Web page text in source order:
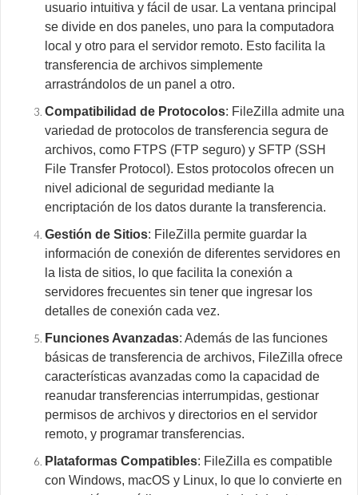
usuario intuitiva y fácil de usar. La ventana principal
se divide en dos paneles, uno para la computadora
local y otro para el servidor remoto. Esto facilita la
transferencia de archivos simplemente
arrastrándolos de un panel a otro.
Compatibilidad de Protocolos: FileZilla admite una
variedad de protocolos de transferencia segura de
archivos, como FTPS (FTP seguro) y SFTP (SSH
File Transfer Protocol). Estos protocolos ofrecen un
nivel adicional de seguridad mediante la
encriptación de los datos durante la transferencia.
Gestión de Sitios: FileZilla permite guardar la
información de conexión de diferentes servidores en
la lista de sitios, lo que facilita la conexión a
servidores frecuentes sin tener que ingresar los
detalles de conexión cada vez.
Funciones Avanzadas: Además de las funciones
básicas de transferencia de archivos, FileZilla ofrece
características avanzadas como la capacidad de
reanudar transferencias interrumpidas, gestionar
permisos de archivos y directorios en el servidor
remoto, y programar transferencias.
Plataformas Compatibles: FileZilla es compatible
con Windows, macOS y Linux, lo que lo convierte en